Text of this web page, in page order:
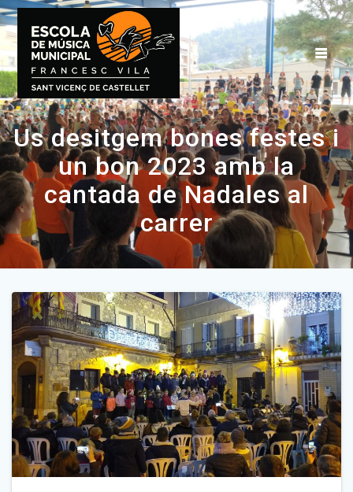
Us desitgem bones festes i
un bon 2023 amb la
cantada de Nadales al
carrer